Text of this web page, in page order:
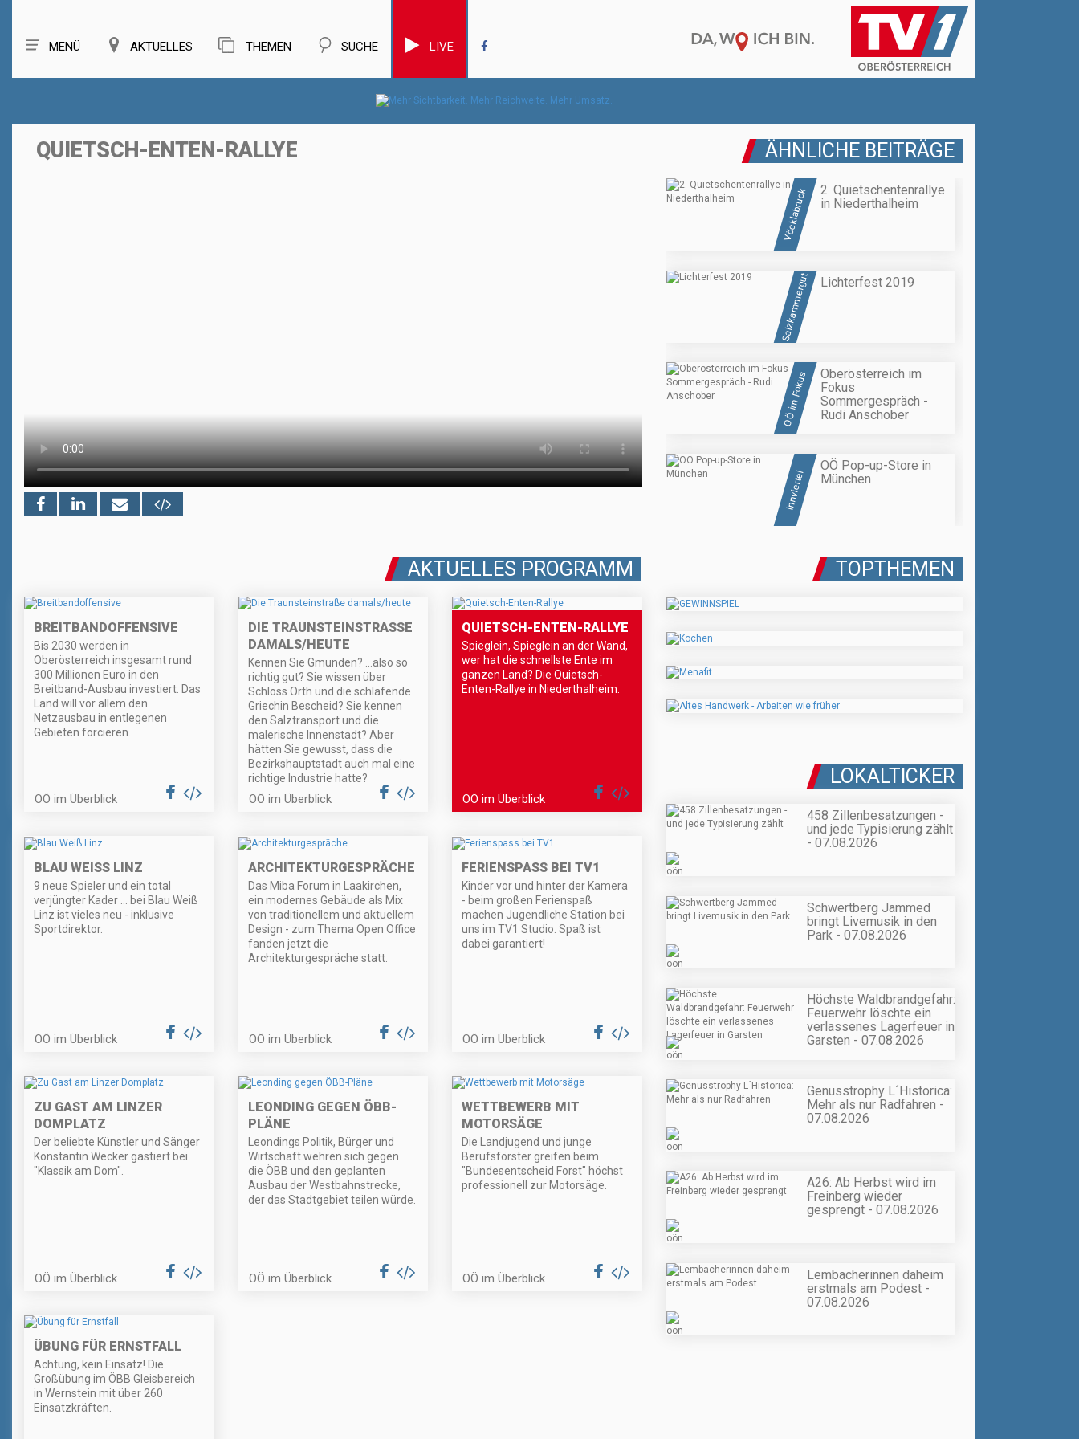
MENÜ AKTUELLES THEMEN SUCHE LIVE
QUIETSCH-ENTEN-RALLYE ÄHNLICHE BEITRÄGE
Vöcklabruck
2. Quietschentenrallye
in Niederthalheim
Salzkammergut Lichterfest 2019
OÖ im Fokus
Oberösterreich im
Fokus
Sommergespräch -
Rudi Anschober
Innviertel
OÖ Pop-up-Store in
München
AKTUELLES PROGRAMM
BREITBANDOFFENSIVE
Bis 2030 werden in
Oberösterreich insgesamt rund
300 Millionen Euro in den
Breitband-Ausbau investiert. Das
Land will vor allem den
Netzausbau in entlegenen
Gebieten forcieren.
OÖ im Überblick
DIE TRAUNSTEINSTRASSE D
AMALS/HEUTE
Kennen Sie Gmunden? ...also so
richtig gut? Sie wissen über
Schloss Orth und die schlafende
Griechin Bescheid? Sie kennen
den Salztransport und die
malerische Innenstadt? Aber
hätten Sie gewusst, dass die
Bezirkshauptstadt auch mal eine
richtige Industrie hatte?
OÖ im Überblick
QUIETSCH-ENTEN-RALLYE
Spieglein, Spieglein an der Wand,
wer hat die schnellste Ente im
ganzen Land? Die Quietsch-
Enten-Rallye in Niederthalheim.
OÖ im Überblick
BLAU WEISS LINZ
9 neue Spieler und ein total
verjüngter Kader ... bei Blau Weiß
Linz ist vieles neu - inklusive
Sportdirektor.
OÖ im Überblick
ARCHITEKTURGESPRÄCHE
Das Miba Forum in Laakirchen,
ein modernes Gebäude als Mix
von traditionellem und aktuellem
Design - zum Thema Open Office
fanden jetzt die
Architekturgespräche statt.
OÖ im Überblick
FERIENSPASS BEI TV1
Kinder vor und hinter der Kamera
- beim großen Ferienspaß
machen Jugendliche Station bei
uns im TV1 Studio. Spaß ist
dabei garantiert!
OÖ im Überblick
ZU GAST AM LINZER
DOMPLATZ
Der beliebte Künstler und Sänger
Konstantin Wecker gastiert bei
"Klassik am Dom".
OÖ im Überblick
LEONDING GEGEN ÖBB-
PLÄNE
Leondings Politik, Bürger und
Wirtschaft wehren sich gegen
die ÖBB und den geplanten
Ausbau der Westbahnstrecke,
der das Stadtgebiet teilen würde.
OÖ im Überblick
WETTBEWERB MIT
MOTORSÄGE
Die Landjugend und junge
Berufsförster greifen beim
"Bundesentscheid Forst" höchst
professionell zur Motorsäge.
OÖ im Überblick
ÜBUNG FÜR ERNSTFALL
Achtung, kein Einsatz! Die
Großübung im ÖBB Gleisbereich
in Wernstein mit über 260
Einsatzkräften.
TOPTHEMEN
LOKALTICKER
458 Zillenbesatzungen -
und jede Typisierung zählt
- 07.08.2026
Schwertberg Jammed
bringt Livemusik in den
Park - 07.08.2026
Höchste Waldbrandgefahr:
Feuerwehr löschte ein
verlassenes Lagerfeuer in
Garsten - 07.08.2026
Genusstrophy L´Historica:
Mehr als nur Radfahren -
07.08.2026
A26: Ab Herbst wird im
Freinberg wieder
gesprengt - 07.08.2026
Lembacherinnen daheim
erstmals am Podest -
07.08.2026